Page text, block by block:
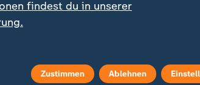
Atletico jubeln
Video
findest du in unserer
Zustimmen Ablehnen